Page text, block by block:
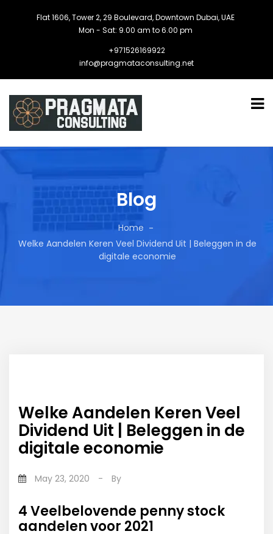
Flat 1606, Tower 2, 29 Boulevard, Downtown Dubai, UAE
Mon - Sat: 9.00 am to 6.00 pm
+971526169922
info@pragmataconsulting.net
Blog
Home
Welke Aandelen Keren Veel Dividend Uit | Beleggen in de
digitale economie
Welke Aandelen Keren Veel
Dividend Uit | Beleggen in de
digitale economie
May 23, 2020 - By
4 Veelbelovende penny stock
aandelen voor 2021